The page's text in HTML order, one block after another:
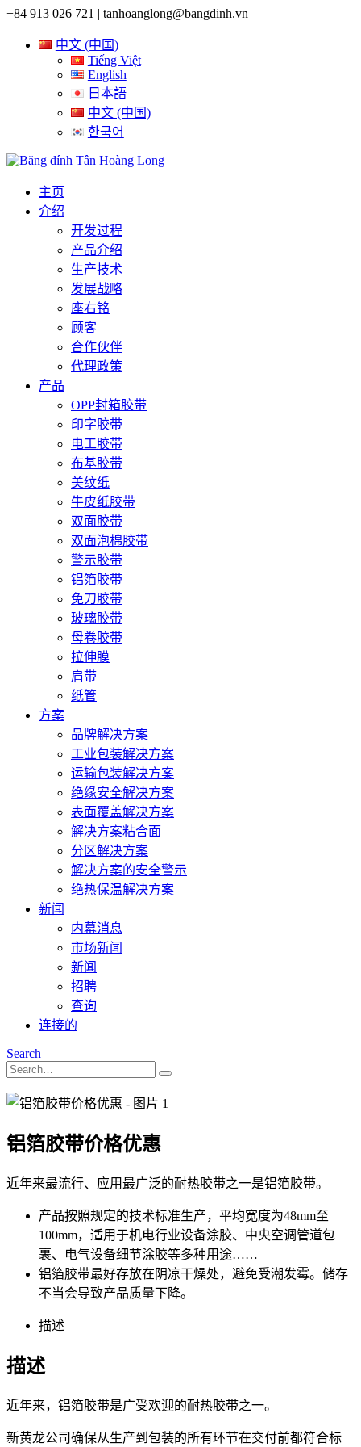
+84 913 026 721 | tanhoanglong@bangdinh.vn
中文 (中国)
Tiếng Việt
English
日本語
中文 (中国)
한국어
主页
介绍
开发过程
产品介绍
生产技术
发展战略
座右铭
顾客
合作伙伴
代理政策
产品
OPP封箱胶带
印字胶带
电工胶带
布基胶带
美纹纸
牛皮纸胶带
双面胶带
双面泡棉胶带
警示胶带
铝箔胶带
免刀胶带
玻璃胶带
母卷胶带
拉伸膜
肩带
纸管
方案
品牌解决方案
工业包装解决方案
运输包装解决方案
绝缘安全解决方案
表面覆盖解决方案
解决方案粘合面
分区解决方案
解决方案的安全警示
绝热保温解决方案
新闻
内幕消息
市场新闻
新闻
招聘
查询
连接的
Search
铝箔胶带价格优惠
近年来最流行、应用最广泛的耐热胶带之一是铝箔胶带。
产品按照规定的技术标准生产，平均宽度为48mm至
100mm，适用于机电行业设备涂胶、中央空调管道包
裹、电气设备细节涂胶等多种用途……
铝箔胶带最好存放在阴凉干燥处，避免受潮发霉。储存
不当会导致产品质量下降。
描述
描述
近年来，铝箔胶带是广受欢迎的耐热胶带之一。
新黄龙公司确保从生产到包装的所有环节在交付前都符合标